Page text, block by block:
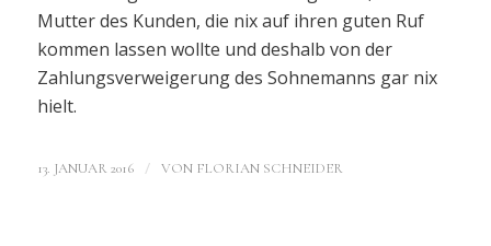
Mutter des Kunden, die nix auf ihren guten Ruf
kommen lassen wollte und deshalb von der
Zahlungsverweigerung des Sohnemanns gar nix
hielt.
13. JANUAR 2016 / VON FLORIAN SCHNEIDER